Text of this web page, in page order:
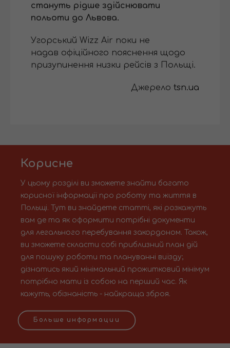
стануть рідше здійснювати
польоти до Львова.
Угорський Wizz Air поки не
надав офіційного пояснення щодо
призупинення низки рейсів з Польщі.
Джерело tsn.ua
Корисне
У цьому розділі ви зможете знайти багато
корисної інформації про роботу та життя в
Польщі. Тут ви знайдете статті, які розкажуть
вам де та як оформити потрібні документи
для легального перебування закордоном. Також,
ви зможете скласти собі приблизний план дій
для пошуку роботи та плануванні виїзду;
дізнатись який мінімальний прожитковий мінімум
потрібно мати із собою на перший час. Як
кажуть, обізнаність - найкраща зброя.
Больше информации